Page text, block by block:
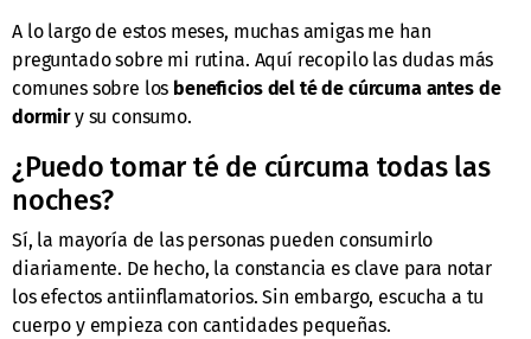
A lo largo de estos meses, muchas amigas me han
preguntado sobre mi rutina. Aquí recopilo las dudas más
comunes sobre los beneficios del té de cúrcuma antes de
dormiry su consumo.
¿Puedo tomar té de cúrcuma todas las
noches?
Sí, la mayoría de las personas pueden consumirlo
diariamente. De hecho, la constancia es clave para notar
los efectos antiinflamatorios. Sin embargo, escucha a tu
cuerpo y empieza con cantidades pequeñas.